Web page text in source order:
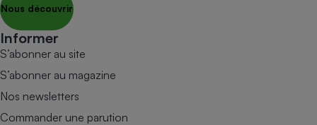
Nous découvrir
Informer
S’abonner au site
S’abonner au magazine
Nos newsletters
Commander une parution